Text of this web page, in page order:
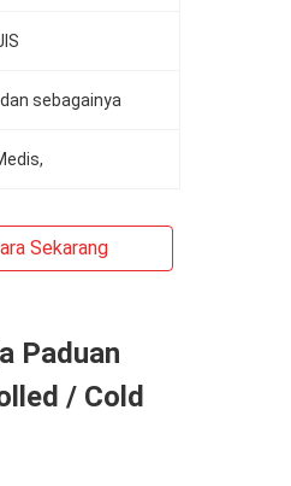
dan sebagainya
Sekarang
Paduan
/ Cold